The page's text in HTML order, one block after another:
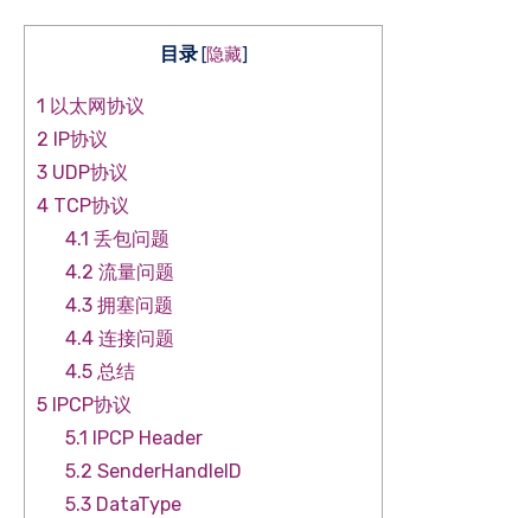
目录 [隐藏]
1 以太网协议
2 IP协议
3 UDP协议
4 TCP协议
4.1 丢包问题
4.2 流量问题
4.3 拥塞问题
4.4 连接问题
4.5 总结
5 IPCP协议
5.1 IPCP Header
5.2 SenderHandleID
5.3 DataType